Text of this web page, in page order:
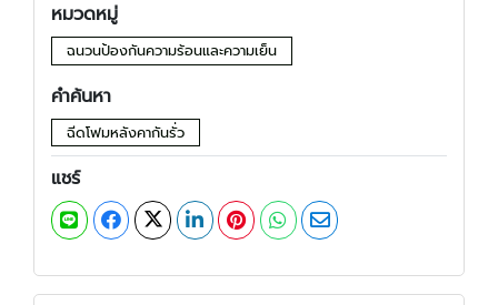
หมวดหมู่
ฉนวนป้องกันความร้อนและความเย็น
คำค้นหา
ฉีดโฟมหลังคากันรั่ว
แชร์